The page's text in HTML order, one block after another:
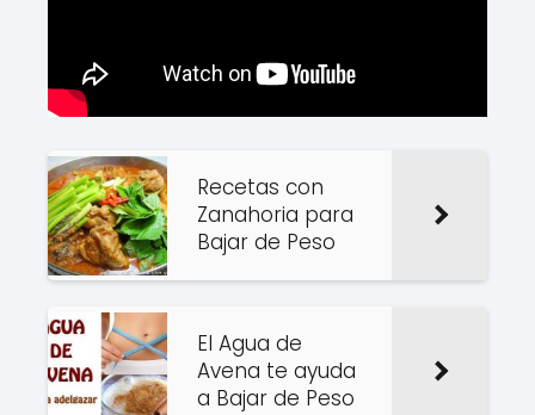
Recetas con
Zanahoria para
Bajar de Peso
El Agua de
Avena te ayuda
a Bajar de Peso